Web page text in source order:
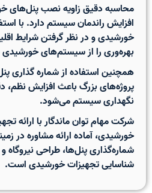
محاسبه دقیق زاویه نصب پنل‌های
افزایش راندمان سیستم دارد. با
خورشیدیو در نظر گرفتن شرایط
بهره‌وری را از سیستم‌های
همچنین استفاده ازشماره گذاری
پروژه‌های بزرگ باعث افزایش
نگهداری سیستم می‌شود.
شرکت مهام توان ماندگار با ارائه
خورشیدی، آماده ارائه مشاوره در
شماره‌گذاری پنل‌ها، طراحی نیروگاه
شناسایی تجهیزات خورشیدی است.